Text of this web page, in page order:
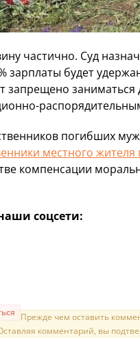
частично. Суд
зарплаты будет
запрещено
погибших
местного жителя
компенсации
соцсети:
Прежде чем оставить
комментарий, вы